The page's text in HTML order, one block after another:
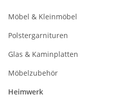
Möbel & Kleinmöbel
Polstergarnituren
Glas & Kaminplatten
Möbelzubehör
Heimwerk